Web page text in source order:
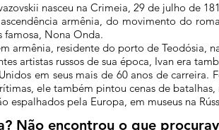
nasceu na Crimeia, 29 de julho de
ascendência armênia, do movimento do
famosa, Nona Onda.
armênia, residente do porto de Teodósia,
artistas russos de sua época, Ivan era
em seus mais de 60 anos de carreira.
ele também pintou cenas de
espalhados pela Europa, em museus na
Não encontrou o que